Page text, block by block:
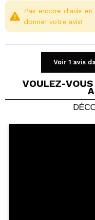
Partager
Votre vidéo
Pas encore d'avis
donner votre avis!
Voir 1 avis
VOULEZ-